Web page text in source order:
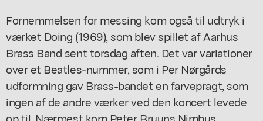
Fornemmelsen for messing kom også til udtryk i
værket Doing (1969), som blev spillet af Aarhus
Brass Band sent torsdag aften. Det var variationer
over et Beatles-nummer, som i Per Nørgårds
udformning gav Brass-bandet en farvepragt, som
ingen af de andre værker ved den koncert levede
op til. Nærmest kom Peter Bruuns Nimbus